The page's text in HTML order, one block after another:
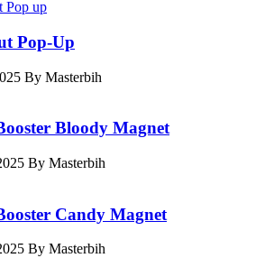
Pop-Up
By Masterbih
Bloody Magnet
By Masterbih
Candy Magnet
By Masterbih